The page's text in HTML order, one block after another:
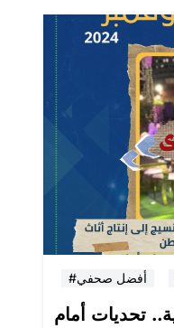
#أفضل صحفي
تحديات أمام